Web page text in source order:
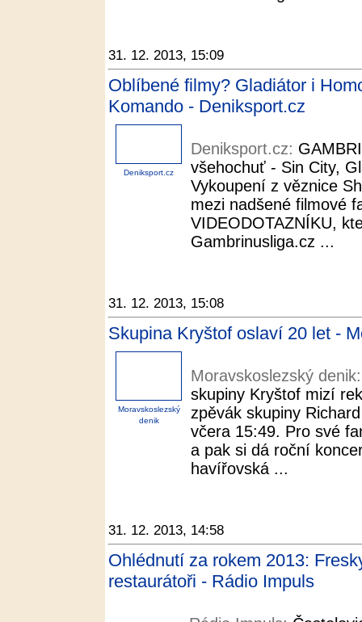
31. 12. 2013, 15:09
Oblíbené filmy? Gladiátor i
Komando - Deniksport.cz
Deniksport.cz
Deniksport.cz:
všehochuť - Sin City,
Vykoupení z věznice
mezi nadšené filmové
VIDEODOTAZNÍKU,
Gambrinusliga.cz ...
31. 12. 2013, 15:08
Skupina Kryštof oslaví 20 let -
Moravskoslezský
denik
Moravskoslezský
skupiny Kryštof mizí
zpěvák skupiny
včera 15:49. Pro své
a pak si dá roční
havířovská ...
31. 12. 2013, 14:58
Ohlédnutí za rokem 2013:
restaurátoři - Rádio Impuls